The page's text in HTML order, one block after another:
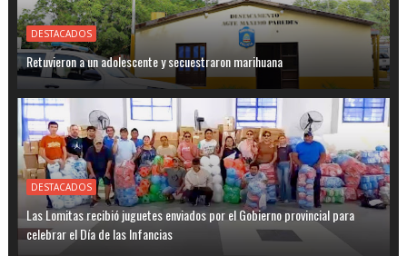
DESTACADOS
Retuvieron a un adolescente y secuestraron marihuana
DESTACADOS
Las Lomitas recibió juguetes enviados por el Gobierno provincial para
celebrar el Día de las Infancias